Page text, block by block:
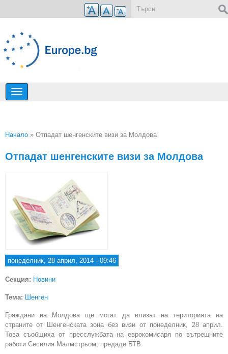
Премини към основното съдържание
Начало » Отпадат шенгенските визи за Молдова
Отпадат шенгенските визи за Молдова
понеделник, 28 април, 2014 - 09:46
Секция: Новини
Тема: Шенген
Граждани на Молдова ще могат да влизат на територията на
страните от Шенгенската зона без визи от понеделник, 28 април.
Това съобщиха от пресслужбата на еврокомисаря по вътрешните
работи Сесилия Малмстрьом, предаде БТВ.